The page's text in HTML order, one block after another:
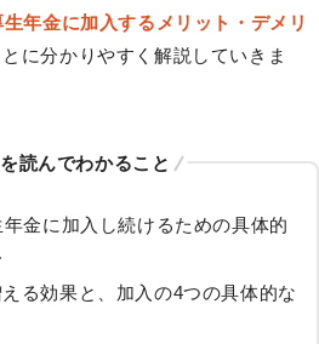
年金に加入するメリット・デメリ
に分かりやすく解説していきま
読んでわかること
金に加入し続けるための具体的
る効果と、加入の4つの具体的な